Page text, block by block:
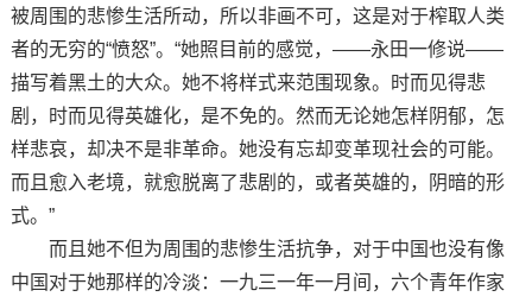
被周围的悲惨生活所动，所以非画不可，这是对于榨取人类
者的无穷的“愤怒”。“她照目前的感觉，——永田一修说——
描写着黑土的大众。她不将样式来范围现象。时而见得悲
剧，时而见得英雄化，是不免的。然而无论她怎样阴郁，怎
样悲哀，却决不是非革命。她没有忘却变革现社会的可能。
而且愈入老境，就愈脱离了悲剧的，或者英雄的，阴暗的形
式。”
而且她不但为周围的悲惨生活抗争，对于中国也没有像
中国对于她那样的冷淡：一九三一年一月间，六个青年作家